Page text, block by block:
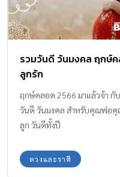
รวมวันดี วันมงคล ฤกษ์
ลูกรัก
ฤกษ์คลอด 2566 มาแล้วจ้า กั
วันดี วันมงคล สำหรับคุณพ่อ
ลูก วันดีทั้งปี
ดวงและราศี